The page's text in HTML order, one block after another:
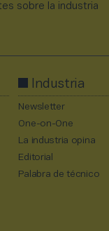
sobre la industria
Industria
Newsletter
One-on-One
La industria opina
Editorial
Palabra de técnico